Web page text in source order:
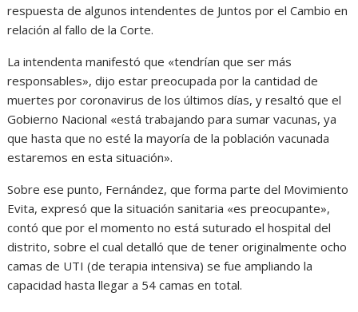
respuesta de algunos intendentes de Juntos por el Cambio en
relación al fallo de la Corte.
La intendenta manifestó que «tendrían que ser más
responsables», dijo estar preocupada por la cantidad de
muertes por coronavirus de los últimos días, y resaltó que el
Gobierno Nacional «está trabajando para sumar vacunas, ya
que hasta que no esté la mayoría de la población vacunada
estaremos en esta situación».
Sobre ese punto, Fernández, que forma parte del Movimiento
Evita, expresó que la situación sanitaria «es preocupante»,
contó que por el momento no está suturado el hospital del
distrito, sobre el cual detalló que de tener originalmente ocho
camas de UTI (de terapia intensiva) se fue ampliando la
capacidad hasta llegar a 54 camas en total.